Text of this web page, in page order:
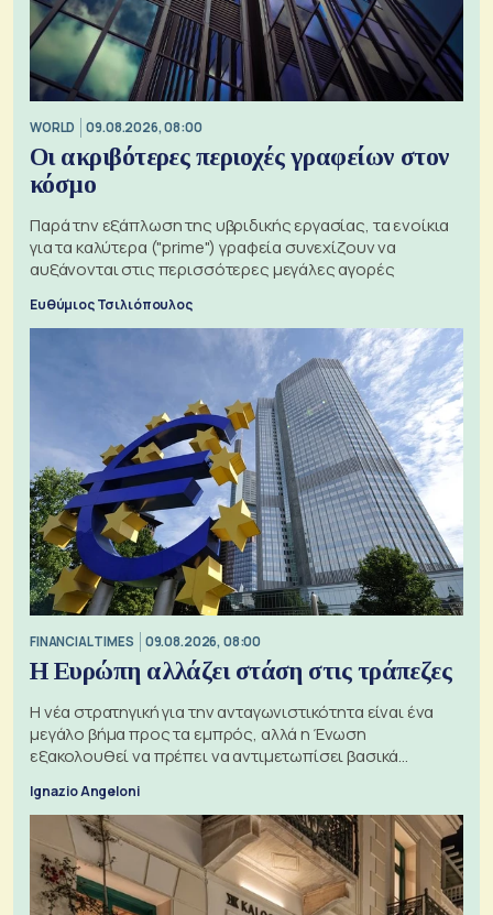
WORLD 09.08.2026, 08:00
Οι ακριβότερες περιοχές γραφείων στον
κόσμο
Παρά την εξάπλωση της υβριδικής εργασίας, τα ενοίκια
για τα καλύτερα ("prime") γραφεία συνεχίζουν να
αυξάνονται στις περισσότερες μεγάλες αγορές
Ευθύμιος Τσιλιόπουλος
FINANCIAL TIMES 09.08.2026, 08:00
Η Ευρώπη αλλάζει στάση στις τράπεζες
Η νέα στρατηγική για την ανταγωνιστικότητα είναι ένα
μεγάλο βήμα προς τα εμπρός, αλλά η Ένωση
εξακολουθεί να πρέπει να αντιμετωπίσει βασικά
Ignazio Angeloni